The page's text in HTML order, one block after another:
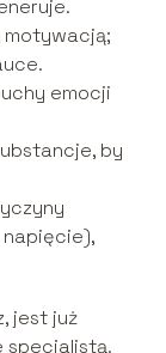
motywacją;
emocji
by
napięcie),
jest już
specjalistą.